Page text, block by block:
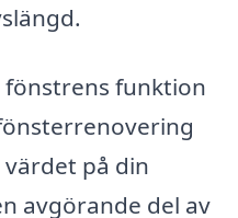
funktion
på din
avgörande del av